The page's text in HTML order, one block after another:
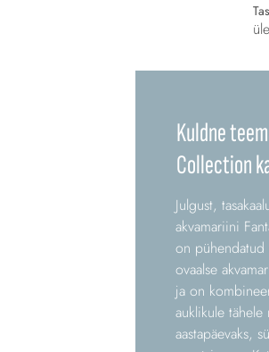
Kuldne
Collection
Julgust,
akvamariini
on pühendatud
ovaalse
ja on
auklikule
aastapäevaks,